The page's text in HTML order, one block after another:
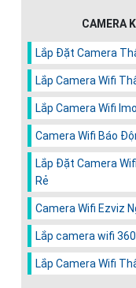
CAMERA
Lắp Đặt Camera
Lắp Camera Wifi
Lắp Camera Wifi
Camera Wifi Báo
Lắp Đặt Camera
Rẻ
Camera Wifi Ezviz
Lắp camera wifi 360
Lắp Camera Wifi